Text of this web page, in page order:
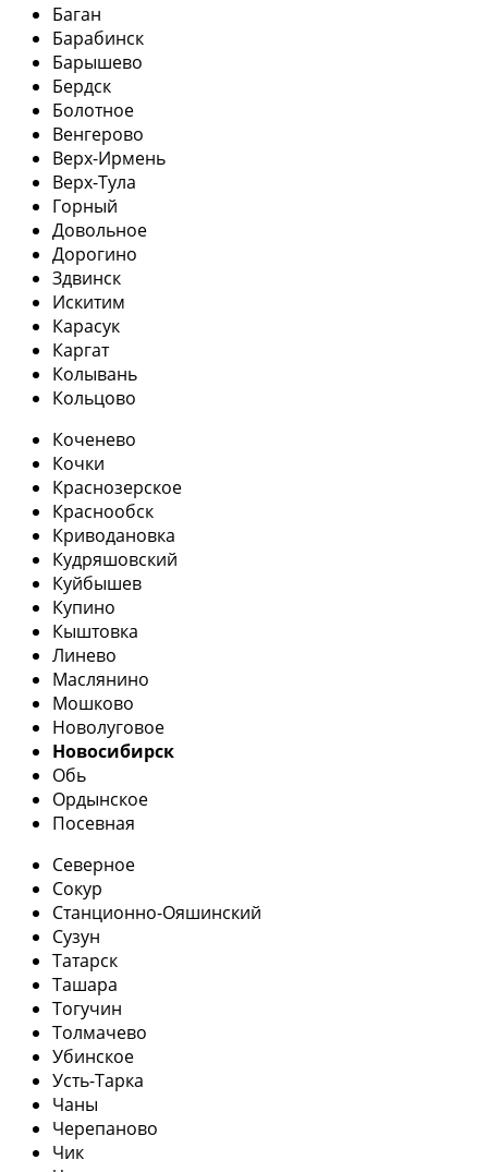
Баган
Барабинск
Барышево
Бердск
Болотное
Венгерово
Верх-Ирмень
Верх-Тула
Горный
Довольное
Дорогино
Здвинск
Искитим
Карасук
Каргат
Колывань
Кольцово
Коченево
Кочки
Краснозерское
Краснообск
Криводановка
Кудряшовский
Куйбышев
Купино
Кыштовка
Линево
Маслянино
Мошково
Новолуговое
Новосибирск
Обь
Ордынское
Посевная
Северное
Сокур
Станционно-Ояшинский
Сузун
Татарск
Ташара
Тогучин
Толмачево
Убинское
Усть-Тарка
Чаны
Черепаново
Чик